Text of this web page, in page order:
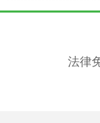
怀
法律